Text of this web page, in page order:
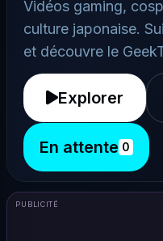
Vidéos gaming,
culture japonaise.
et découvre le
Explorer
En attente 0
PUBLICITÉ